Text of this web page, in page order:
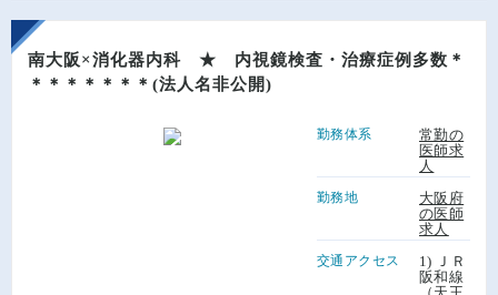
南大阪×消化器内科 ★ 内視鏡検査・治療症例多数＊
＊＊＊＊＊＊＊(法人名非公開)
勤務体系
常勤の
医師求
人
勤務地
大阪府
の医師
求人
交通アクセス
1) ＪＲ
阪和線